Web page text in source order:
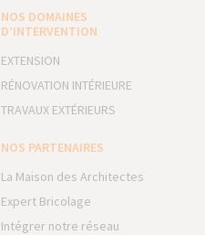
NOS DOMAINES
D’INTERVENTION
EXTENSION
RÉNOVATION INTÉRIEURE
TRAVAUX EXTÉRIEURS
NOS PARTENAIRES
La Maison des Architectes
Expert Bricolage
Intégrer notre réseau